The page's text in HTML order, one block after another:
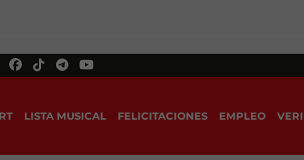
LISTA MUSICAL FELICITACIONES EMPLEO